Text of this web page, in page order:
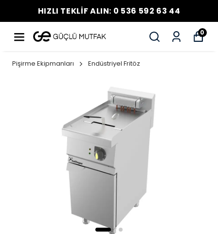
HIZLI TEKLİF ALIN: 0 536 592 63 44
0
Pişirme Ekipmanları Endüstriyel Fritöz